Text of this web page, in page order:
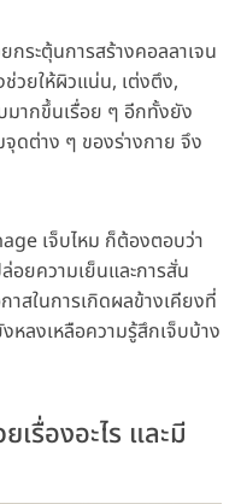
ระตุ้นการสร้างคอลลาเจน
ช่วยให้ผิวแน่น, เต่งตึง,
มากขึ้นเรื่อย ๆ อีกทั้งยัง
ดต่าง ๆ ของร่างกาย จึง
เจ็บไหม ก็ต้องตอบว่า
อยความเย็นและการสั่น
าสในการเกิดผลข้างเคียงที่
หลงเหลือความรู้สึกเจ็บบ้าง
รื่องอะไร และมี